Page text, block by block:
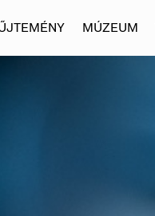
MÚZEUM